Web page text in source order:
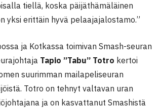
tiellä, koska päijäthämäläinen
yksi erittäin hyvä pelaajajalostamo.”
ja Kotkassa toimivan Smash-seuran
Tapio ”Tabu” Totro kertoi
suurimman mailapeliseuran
Totro on tehnyt valtavan uran
ja on kasvattanut Smashistä